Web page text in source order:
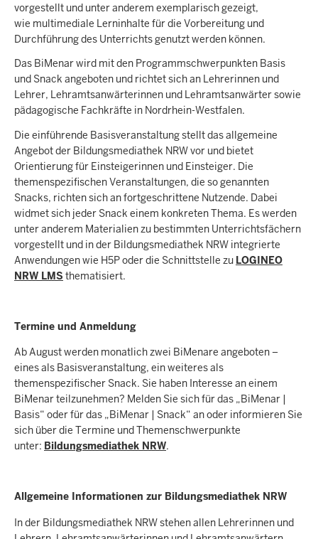
vorgestellt und unter anderem exemplarisch gezeigt,
wie multimediale Lerninhalte für die Vorbereitung und
Durchführung des Unterrichts genutzt werden können.
Das BiMenar wird mit den Programmschwerpunkten Basis
und Snack angeboten und richtet sich an Lehrerinnen und
Lehrer, Lehramtsanwärterinnen und Lehramtsanwärter sowie
pädagogische Fachkräfte in Nordrhein-Westfalen.
Die einführende Basisveranstaltung stellt das allgemeine
Angebot der Bildungsmediathek NRW vor und bietet
Orientierung für Einsteigerinnen und Einsteiger. Die
themenspezifischen Veranstaltungen, die so genannten
Snacks, richten sich an fortgeschrittene Nutzende. Dabei
widmet sich jeder Snack einem konkreten Thema. Es werden
unter anderem Materialien zu bestimmten Unterrichtsfächern
vorgestellt und in der Bildungsmediathek NRW integrierte
Anwendungen wie H5P oder die Schnittstelle zu LOGINEO
NRW LMS thematisiert.
Termine und Anmeldung
Ab August werden monatlich zwei BiMenare angeboten –
eines als Basisveranstaltung, ein weiteres als
themenspezifischer Snack. Sie haben Interesse an einem
BiMenar teilzunehmen? Melden Sie sich für das „BiMenar |
Basis“ oder für das „BiMenar | Snack“ an oder informieren Sie
sich über die Termine und Themenschwerpunkte
unter: Bildungsmediathek NRW.
Allgemeine Informationen zur Bildungsmediathek NRW
In der Bildungsmediathek NRW stehen allen Lehrerinnen und